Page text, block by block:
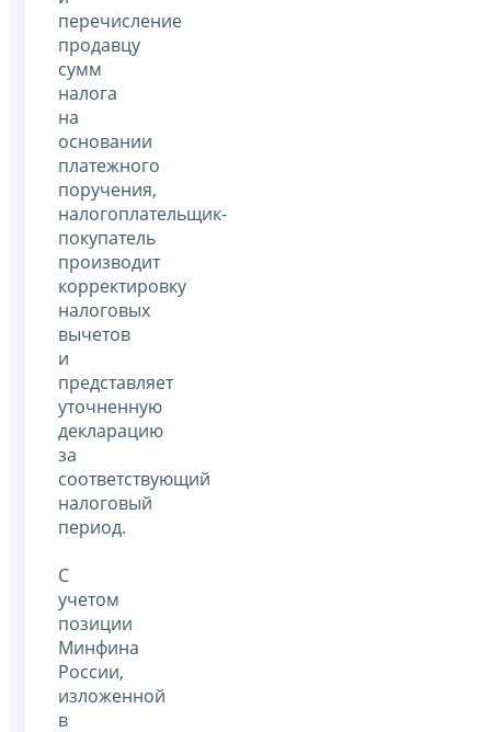
перечисление
продавцу
сумм
налога
на
основании
платежного
поручения,
налогоплательщик-
покупатель
производит
корректировку
налоговых
вычетов
и
представляет
уточненную
декларацию
за
соответствующий
налоговый
период.
С
учетом
позиции
Минфина
России,
изложенной
в